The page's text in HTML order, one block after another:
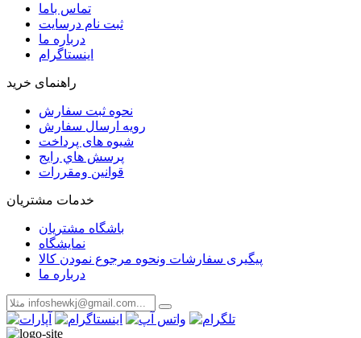
تماس باما
ثبت نام درسایت
درباره ما
اینستاگرام
راهنمای خرید
نحوه ثبت سفارش
رویه ارسال سفارش
شیوه های پرداخت
پرسش هاي رايج
قوانین ومقررات
خدمات مشتریان
باشگاه مشتریان
نمایشگاه
پیگیری سفارشات ونحوه مرجوع نمودن کالا
درباره ما